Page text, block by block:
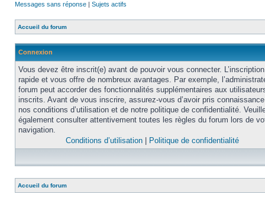
Messages sans réponse | Sujets actifs
Accueil du forum
Connexion
Vous devez être inscrit(e) avant de pouvoir vous connecter.
rapide et vous offre de nombreux avantages. Par exemple,
forum peut accorder des fonctionnalités supplémentaires aux
inscrits. Avant de vous inscrire, assurez-vous d’avoir pris
nos conditions d’utilisation et de notre politique de confidentialité.
également consulter attentivement toutes les règles du forum lors de
navigation.
Conditions d’utilisation
Politique de confidentialité
Accueil du forum